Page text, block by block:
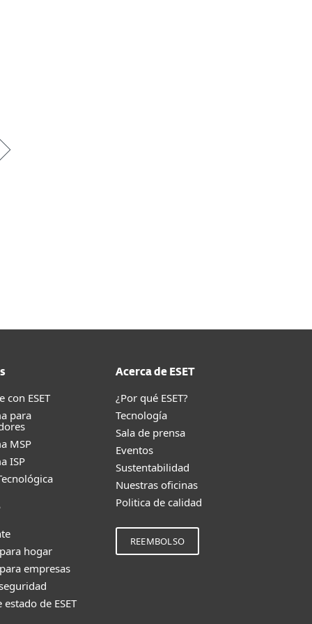
con ESET
para
MSP
ISP
hogar
empresas
de ESET
Acerca de ESET
¿Por qué ESET?
Tecnología
Sala de prensa
Eventos
Sustentabilidad
Nuestras oficinas
Politica de calidad
REEMBOLSO